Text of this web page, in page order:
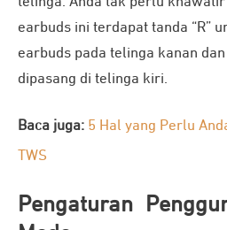
earbuds ini terdapat tanda “R”
earbuds pada telinga kanan dan
dipasang di telinga kiri.
Baca juga: 5 Hal yang Perlu
TWS
Pengaturan